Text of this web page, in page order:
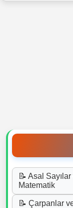
📝 Asal
Matematik
📝 Çarpanlar